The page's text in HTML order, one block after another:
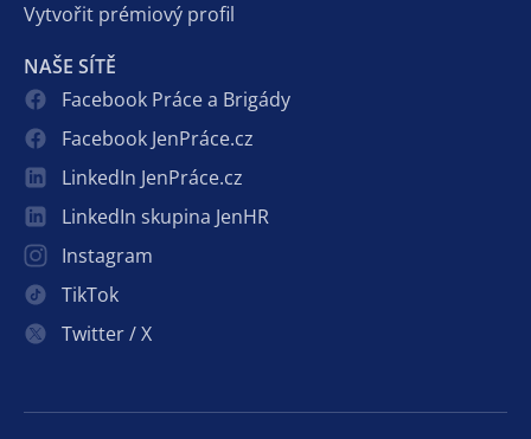
Vytvořit prémiový profil
NAŠE SÍTĚ
Facebook Práce a Brigády
Facebook JenPráce.cz
LinkedIn JenPráce.cz
LinkedIn skupina JenHR
Instagram
TikTok
Twitter / X